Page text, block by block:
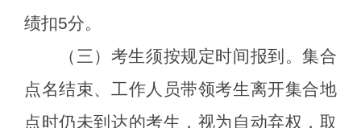
绩扣5分。
（三）考生须按规定时间报到。集合
点名结束、工作人员带领考生离开集合地
点时仍未到达的考生，视为自动弃权，取